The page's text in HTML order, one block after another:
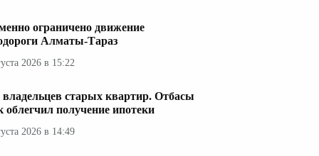
ограничено движение
Алматы-Тараз
2026 в 15:22
владельцев старых квартир. Отбасы
облегчил получение ипотеки
2026 в 14:49